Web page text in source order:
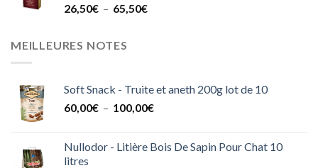
26,50€ – 65,50€Plage
MEILLEURES NOTES
Soft Snack - Truite et aneth 200g lot de 10
60,00€ – 100,00€Plage
60,00€
Nullodor - Litière Bois De Sapin Pour Chat 10
litres